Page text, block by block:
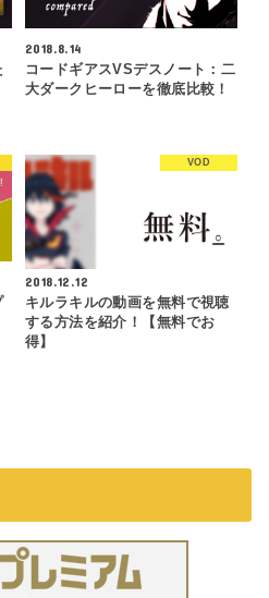
2018.8.14
コードギアスVSデスノート：二
大ダークヒーローを徹底比較！
VOD
2018.12.12
キルラキルの動画を無料で視聴
する方法を紹介！【無料でお
得】